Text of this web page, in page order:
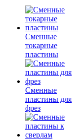
Сменные
токарные
пластины
Сменные
пластины для
фрез